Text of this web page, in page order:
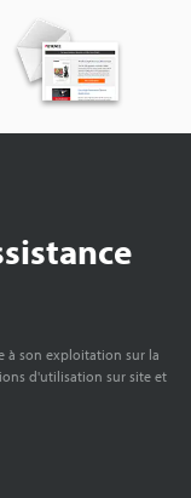
à son exploitation sur la
d'utilisation sur site et